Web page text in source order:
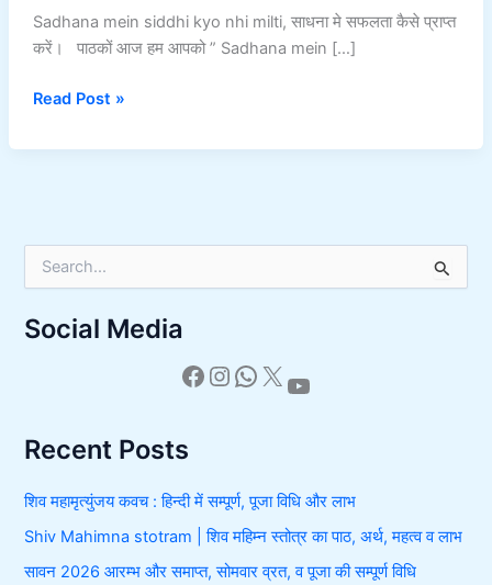
Sadhana mein siddhi kyo nhi milti, साधना मे सफलता कैसे प्राप्त
करें। पाठकों आज हम आपको ” Sadhana mein […]
Read Post »
e
r
r
:
Social Media
Recent Posts
शिव महामृत्युंजय कवच : हिन्दी में सम्पूर्ण, पूजा विधि और लाभ
Shiv Mahimna stotram | शिव महिम्न स्तोत्र का पाठ, अर्थ, महत्व व लाभ
सावन 2026 आरम्भ और समाप्त, सोमवार व्रत, व पूजा की सम्पूर्ण विधि